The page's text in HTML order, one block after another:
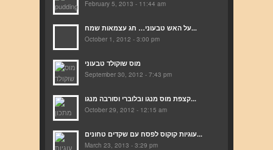
February 5, 2013 - 11:44 am
על האש טבעוני… חג עצמאות שמח...
October 1, 2012 - 3:00 pm
מוס שוקולד טבעוני
September 30, 2012 - 7:43 pm
קצפת מוס מנגו ובלוברי וסורבה מנגו...
October 29, 2012 - 12:15 am
עוגיות קוקוס לפסח עם שקדים טחונים...
March 23, 2013 - 3:29 pm